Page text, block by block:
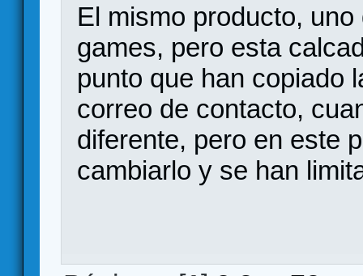
El mismo producto,
games, pero esta
punto que han copiado
correo de contacto,
diferente, pero en este
cambiarlo y se han